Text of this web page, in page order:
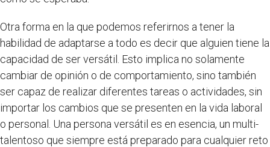
Otra forma en la que podemos referirnos a tener la
habilidad de adaptarse a todo es decir que alguien tiene la
capacidad de ser versátil. Esto implica no solamente
cambiar de opinión o de comportamiento, sino también
ser capaz de realizar diferentes tareas o actividades, sin
importar los cambios que se presenten en la vida laboral
o personal. Una persona versátil es en esencia, un multi-
talentoso que siempre está preparado para cualquier reto